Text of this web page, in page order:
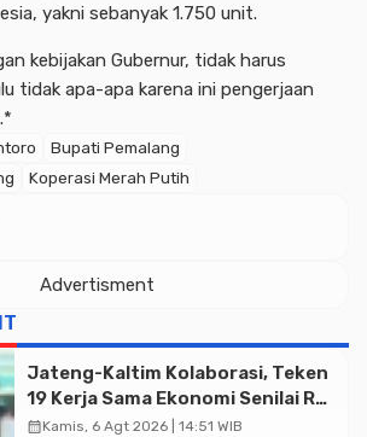
yakni sebanyak 1.750 unit.
kebijakan Gubernur, tidak harus
tidak apa-apa karena ini pengerjaan
Bupati Pemalang
Koperasi Merah Putih
Advertisment
Jateng-Kaltim Kolaborasi, Teken
19 Kerja Sama Ekonomi Senilai Rp
20,2 Triliun
calendar_monthKamis, 6 Agt 2026 | 14:51 WIB